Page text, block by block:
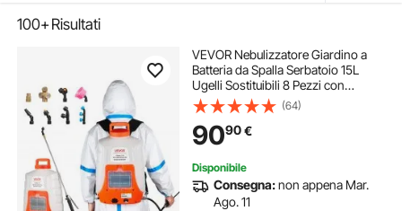
100+Risultati
VEVOR Nebulizzatore Giardino a
Batteria da Spalla Serbatoio 15L
Ugelli Sostituibili 8 Pezzi con
Bacchette per Irrigazione Prato Orto
Serra Piante, Irroratrice
Spruzzatrice a Zaino a Pressione
6,2bar
(64)
9090€
Disponibile
Consegna:non appena Mar.
Ago. 11